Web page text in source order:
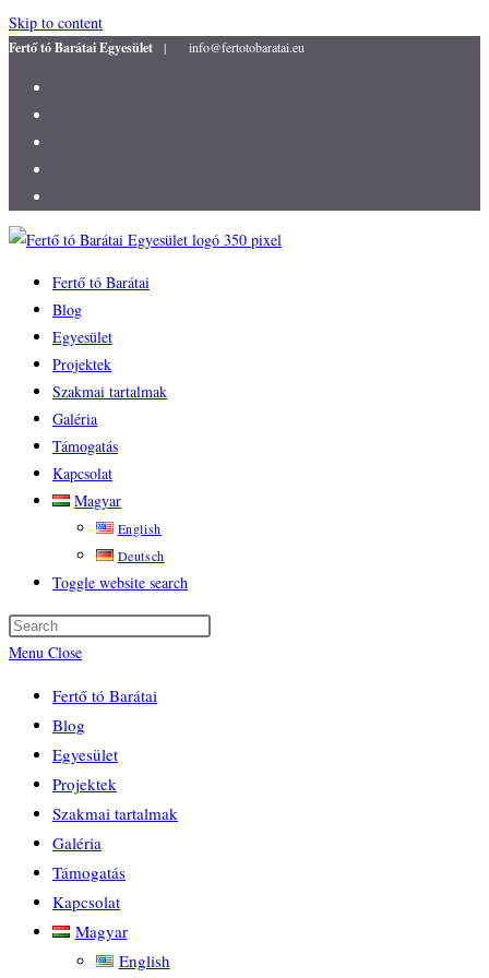
Skip to content
Fertő tó Barátai Egyesület | info@fertotobaratai.eu
Fertő tó Barátai
Blog
Egyesület
Projektek
Szakmai tartalmak
Galéria
Támogatás
Kapcsolat
Magyar
English
Deutsch
Toggle website search
Menu Close
Fertő tó Barátai
Blog
Egyesület
Projektek
Szakmai tartalmak
Galéria
Támogatás
Kapcsolat
Magyar
English